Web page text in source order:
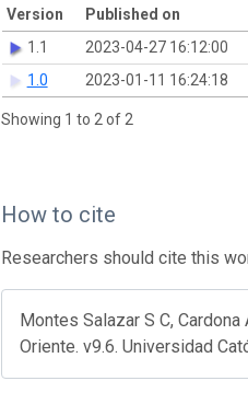
Version Published on
1.1
2023-04-27 16:12:00
1.0
2023-01-11 16:24:18
Showing 1 to 2 of 2
How to cite
Researchers should cite this
Montes Salazar S C,
Oriente. v9.6. Universidad